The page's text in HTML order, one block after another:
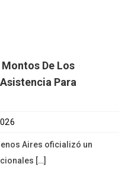
De Los
Para
Aires oficializó un
[…]